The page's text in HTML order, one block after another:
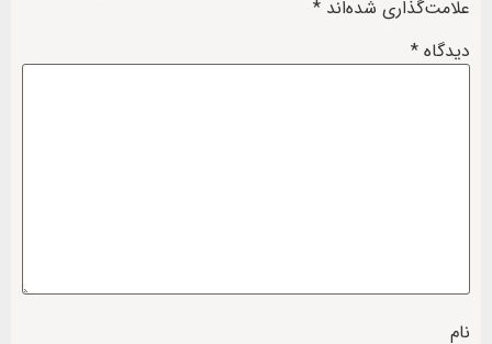
علامت‌گذاری شده‌اند *
دیدگاه *
نام